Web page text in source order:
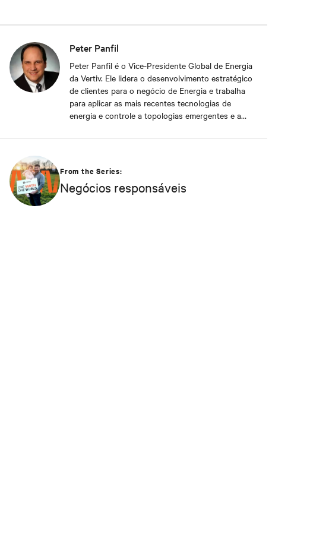
Peter Panfil
Peter Panfil é o Vice-Presidente Global de Energia
da Vertiv. Ele lidera o desenvolvimento estratégico
de clientes para o negócio de Energia e trabalha
para aplicar as mais recentes tecnologias de
energia e controle a topologias emergentes e a
proporcionar os níveis de disponibilidade,
Um veterano com 30 anos na indústria de data
centers, ele ocupou posições executivas, incluindo
VP de Engenharia e VP/Gerente Geral de AC Power
From the Series:
Negócios responsáveis